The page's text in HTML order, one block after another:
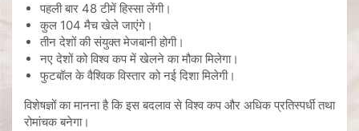
पहली बार 48 टीमें हिस्सा लेंगी।
कुल 104 मैच खेले जाएंगे।
तीन देशों की संयुक्त मेजबानी होगी।
नए देशों को विश्व कप में खेलने का मौका मिलेगा।
फुटबॉल के वैश्विक विस्तार को नई दिशा मिलेगी।
विशेषज्ञों का मानना है कि इस बदलाव से विश्व कप और अधिक प्रतिस्पर्धी तथा
रोमांचक बनेगा।